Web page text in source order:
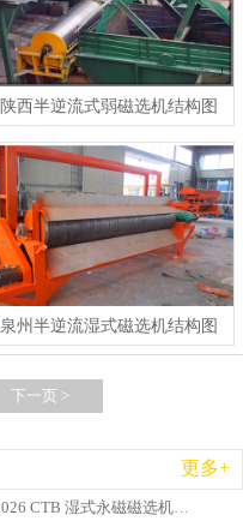
陕西半逆流式弱磁选机结构图
泉州半逆流湿式磁选机结构图
下一页 >
更多+
2026 CTB 湿式永磁磁选机选购指南|行业口碑良好品牌推荐，领域强者华体会手机网页版-华体会(中国)